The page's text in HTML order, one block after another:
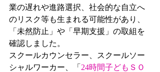
業の遅れや進路選択、社会的な自立へ
のリスク等も生まれる可能性があり、
「未然防止」や「早期支援」の取組を
確認しました。
スクールカウンセラー、スクールソー
シャルワーカー、「 24時間子どもＳＯ